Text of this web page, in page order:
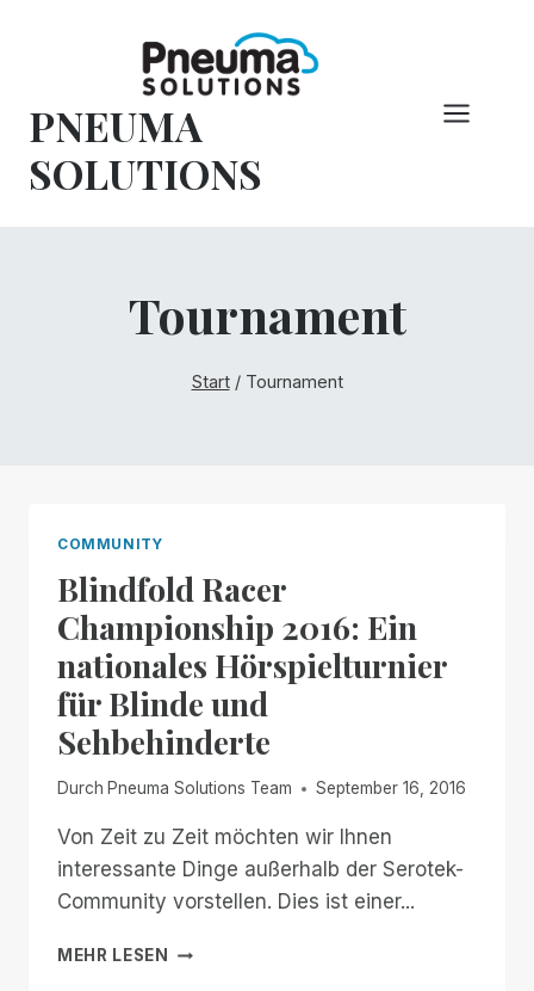
PNEUMA
SOLUTIONS
Tournament
Start / Tournament
COMMUNITY
Blindfold Racer
Championship 2016: Ein
nationales Hörspielturnier
für Blinde und
Sehbehinderte
Durch Pneuma Solutions Team September 16, 2016
Von Zeit zu Zeit möchten wir Ihnen
interessante Dinge außerhalb der Serotek-
Community vorstellen. Dies ist einer...
MEHR LESEN
BLINDFOLD